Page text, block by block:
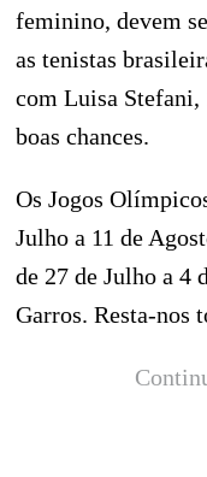
feminino, devem
as tenistas
com Luisa Stefani,
boas chances.
Os Jogos
Julho a 11 de
de 27 de Julho a 4
Garros. Resta-nos